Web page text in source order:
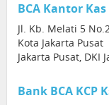
BCA Kantor
Jl. Kb. Melati 5
Kota Jakarta Pusat
Jakarta Pusat, DKI
Bank BCA KCP